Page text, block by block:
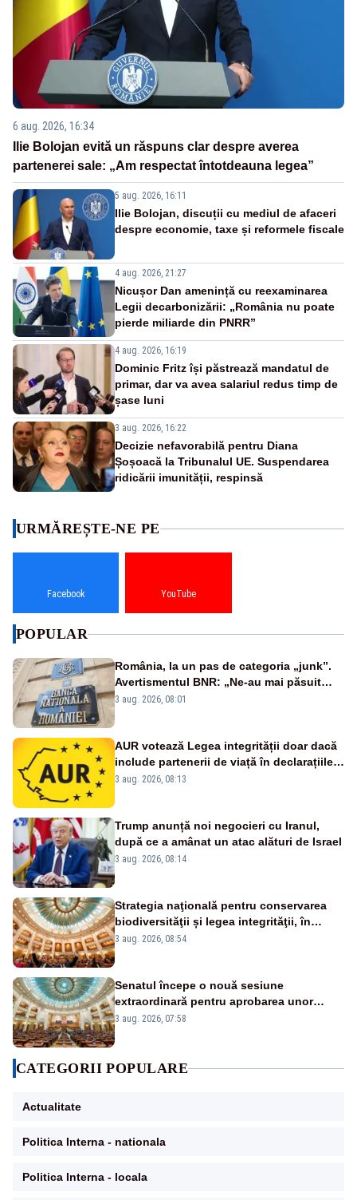
6 aug. 2026, 16:34
Ilie Bolojan evită un răspuns clar despre averea
partenerei sale: „Am respectat întotdeauna legea”
5 aug. 2026, 16:11
Ilie Bolojan, discuții cu mediul de afaceri
despre economie, taxe și reformele fiscale
4 aug. 2026, 21:27
Nicușor Dan amenință cu reexaminarea
Legii decarbonizării: „România nu poate
pierde miliarde din PNRR”
4 aug. 2026, 16:19
Dominic Fritz își păstrează mandatul de
primar, dar va avea salariul redus timp de
șase luni
3 aug. 2026, 16:22
Decizie nefavorabilă pentru Diana
Șoșoacă la Tribunalul UE. Suspendarea
ridicării imunității, respinsă
URMĂREȘTE-NE PE
Facebook YouTube
POPULAR
România, la un pas de categoria „junk”.
Avertismentul BNR: „Ne-au mai păsuit
pentru câteva luni”
3 aug. 2026, 08:01
AUR votează Legea integrității doar dacă
include partenerii de viață în declarațiile
de avere și interese, așa cum a anunțat
trebuie să plece din funcție: fără excepții!
3 aug. 2026, 08:13
Trump anunță noi negocieri cu Iranul,
după ce a amânat un atac alături de Israel
3 aug. 2026, 08:14
Strategia naţională pentru conservarea
biodiversităţii și legea integrităţii, în
dezbatere
3 aug. 2026, 08:54
Senatul începe o nouă sesiune
extraordinară pentru aprobarea unor
jaloane din PNRR
3 aug. 2026, 07:58
CATEGORII POPULARE
Actualitate
Politica Interna - nationala
Politica Interna - locala